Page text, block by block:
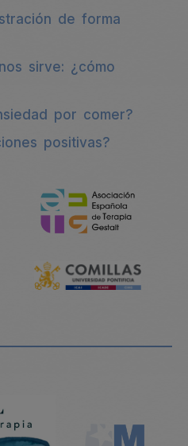
de forma
sirve: ¿cómo
por comer?
positivas?